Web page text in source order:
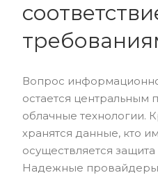
Вопрос
остается центральным
облачные технологии.
хранятся данные, кто
осуществляется
Надежные